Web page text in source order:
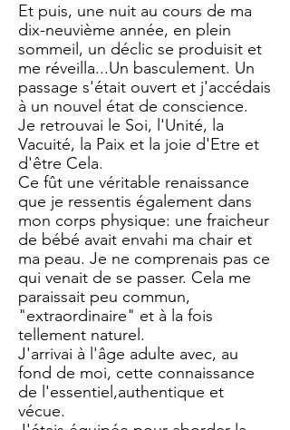
Et puis, une nuit au cours de ma
dix-neuvième année, en plein
sommeil, un déclic se produisit et
me réveilla...Un basculement. Un
passage s'était ouvert et j'accédais
à un nouvel état de conscience.
Je retrouvai le Soi, l'Unité, la
Vacuité, la Paix et la joie d'Etre et
d'être Cela.
Ce fût une véritable renaissance
que je ressentis également dans
mon corps physique: une fraicheur
de bébé avait envahi ma chair et
ma peau. Je ne comprenais pas ce
qui venait de se passer. Cela me
paraissait peu commun,
"extraordinaire" et à la fois
tellement naturel.
J'arrivai à l'âge adulte avec, au
fond de moi, cette connaissance
de l'essentiel,authentique et
vécue.